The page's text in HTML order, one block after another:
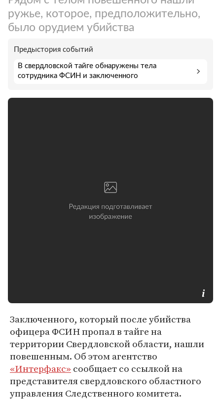
ружье, которое, предположительно,
было орудием убийства
Предыстория событий
В свердловской тайге обнаружены тела
сотрудника ФСИН и заключенного
Заключенного, который после убийства
офицера ФСИН пропал в тайге на
территории Свердловской области, нашли
повешенным. Об этом агентство
«Интерфакс» сообщает со ссылкой на
представителя свердловского областного
управления Следственного комитета.